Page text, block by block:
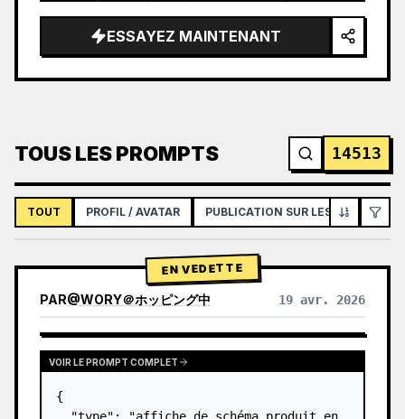
ESSAYEZ MAINTENANT
TOUS LES PROMPTS 14513
TOUT PROFIL / AVATAR PUBLICATION SUR LES RÉSEAUX
EN VEDETTE
PAR@WORY＠ホッピング中 19 avr. 2026
VOIR LE PROMPT COMPLET
{